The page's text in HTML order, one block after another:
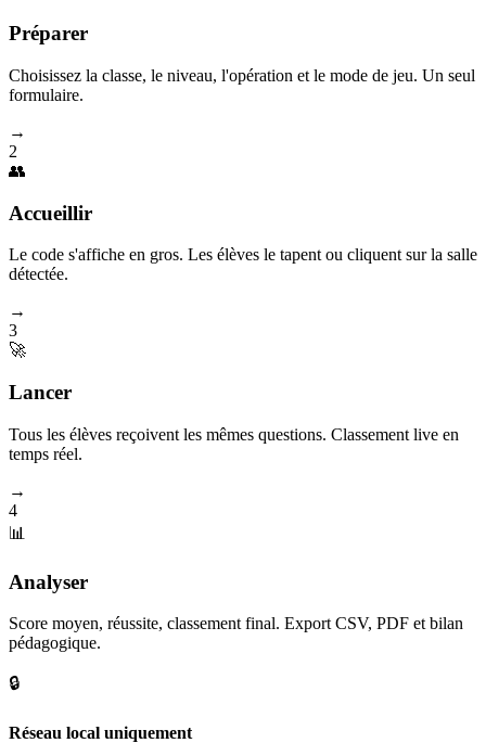
Préparer
Choisissez la classe, le niveau, l'opération et le mode de jeu. Un seul
formulaire.
→
2
👥
Accueillir
Le code s'affiche en gros. Les élèves le tapent ou cliquent sur la salle
détectée.
→
3
🚀
Lancer
Tous les élèves reçoivent les mêmes questions. Classement live en
temps réel.
→
4
📊
Analyser
Score moyen, réussite, classement final. Export CSV, PDF et bilan
pédagogique.
🔒
Réseau local uniquement